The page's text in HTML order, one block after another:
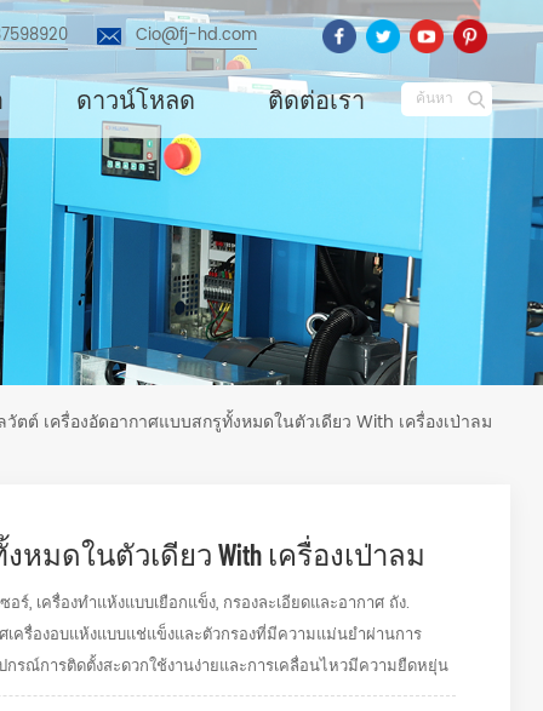
Cio@fj-hd.com
ดาวน์โหลด ติดต่อเรา ค้นหา
วัตต์ เครื่องอัดอากาศแบบสกรูทั้งหมดในตัวเดียว With เครื่องเป่าลม
มดในตัวเดียว With เครื่องเป่าลม
, เครื่องทำแห้งแบบเยือกแข็ง, กรองละเอียดและอากาศ ถัง.
เครื่องอบแห้งแบบแช่แข็งและตัวกรองที่มีความแม่นยำผ่านการ
รณ์การติดตั้งสะดวกใช้งานง่ายและการเคลื่อนไหวมีความยืดหยุ่น